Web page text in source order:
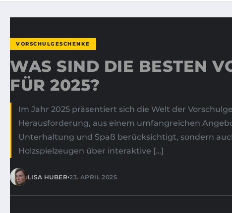
VORSCHULGESCHENKE
WAS SIND DIE BESTEN
FÜR 2025?
Im Jahr 2025 präsentiert sich die Welt der
Herausforderung, aus einem umfangreichen
Unterhaltung und Spaß berücksichtigt, sondern
Holzspielzeugen über interaktive […]
LISA HUBER•23. APRIL 2025